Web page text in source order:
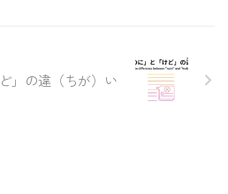
」の違（ちが）い